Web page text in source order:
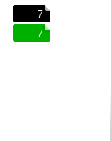
7
7